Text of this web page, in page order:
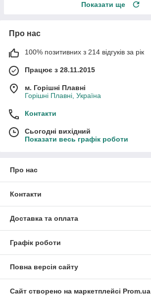
Показати ще
Про нас
100% позитивних з 214 відгуків за рік
Працює з 28.11.2015
м. Горішні Плавні
Горішні Плавні, Україна
Контакти
Сьогодні вихідний
Показати весь графік роботи
Про нас
Контакти
Доставка та оплата
Графік роботи
Повна версія сайту
Сайт створено на маркетплейсі Prom.ua